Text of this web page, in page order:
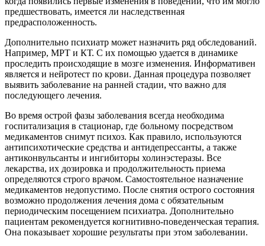
предшествовать, имеется ли наследственная
предрасположенность.
Дополнительно психиатр может назначить ряд обследований.
Например, МРТ и КТ. С их помощью удается в динамике
проследить происходящие в мозге изменения. Информативен
является и нейротест по крови. Данная процедура позволяет
выявить заболевание на ранней стадии, что важно для
последующего лечения.
Во время острой фазы заболевания всегда необходима
госпитализация в стационар, где больному посредством
медикаментов снимут психоз. Как правило, используются
антипсихотические средства и антидепрессанты, а также
антиконвульсанты и ингибиторы холинэстеразы. Все
лекарства, их дозировка и продолжительность приема
определяются строго врачом. Самостоятельное назначение
медикаментов недопустимо. После снятия острого состояния
возможно продолжения лечения дома с обязательным
периодическим посещением психиатра. Дополнительно
пациентам рекомендуется когнитивно-поведенческая терапия.
Она показывает хорошие результаты при этом заболевании.